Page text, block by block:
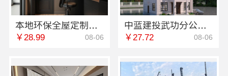
本地环保全屋定制施工队选江西尚宅尚品
￥28.99 08-06
中蓝建投武功分公司厨房半包装修北欧风
￥27.72 08-06